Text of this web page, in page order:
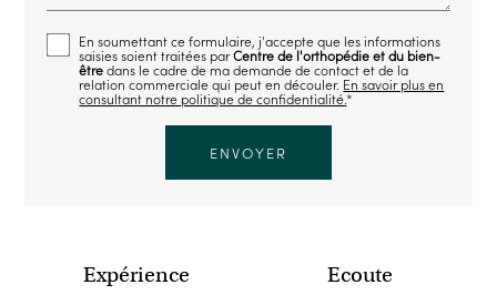
En soumettant ce formulaire, j'accepte que les informations
saisies soient traitées parCentre de l'orthopédie et du bien-
êtredans le cadre de ma demande de contact et de la
relation commerciale qui peut en découler. En savoir plus en
consultant notre politique de confidentialité.*
Expérience Ecoute